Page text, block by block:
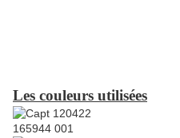
Les couleurs utilisées